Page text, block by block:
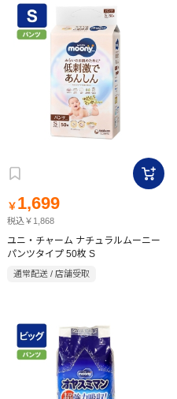
￥ 1,699
税込￥1,868
ユニ・チャーム ナチュラルムーニー
パンツタイプ 50枚 S
通常配送 / 店舗受取